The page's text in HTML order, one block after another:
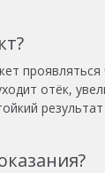
проявляться
отёк,